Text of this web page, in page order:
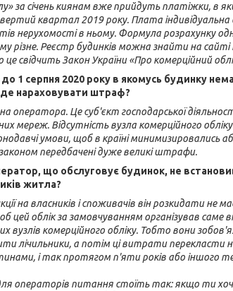
за січень киянам вже прийдуть платіжки, в
квартал 2019 року. Плата
нерухомості в ньому. Формула розрахунку
різне. Реєстр будинків можна знайти на сайті
це свідчить Закон України «Про комерційний
1 серпня 2020 року в якомусь будинку
нараховувати штраф?
оператора. Це суб'єкт господарської
мереж. Відсутність вузла комерційного
умови, щоб в країні минимизировались
передбачені дуже великі штрафи.
що обслуговує будинок, не
житла?
на власників і споживачів він розкидати
цей облік за замовчуванням організував
вузлів комерційного обліку. Тобто вони
лічильники, а потім ці витрати
і так протягом п'яти років або іншого
операторів питання стоїть так: якщо ти